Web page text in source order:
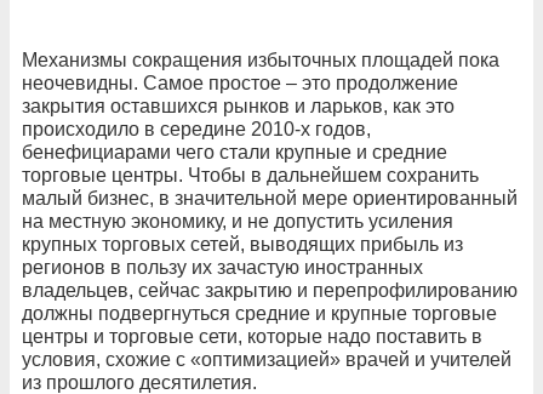
Механизмы сокращения избыточных площадей пока
неочевидны. Самое простое – это продолжение
закрытия оставшихся рынков и ларьков, как это
происходило в середине 2010-х годов,
бенефициарами чего стали крупные и средние
торговые центры. Чтобы в дальнейшем сохранить
малый бизнес, в значительной мере ориентированный
на местную экономику, и не допустить усиления
крупных торговых сетей, выводящих прибыль из
регионов в пользу их зачастую иностранных
владельцев, сейчас закрытию и перепрофилированию
должны подвергнуться средние и крупные торговые
центры и торговые сети, которые надо поставить в
условия, схожие с «оптимизацией» врачей и учителей
из прошлого десятилетия.